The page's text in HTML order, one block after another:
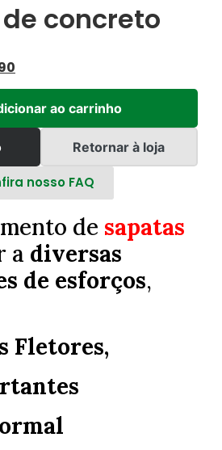
concreto
ao carrinho
Retornar à loja
nosso FAQ
de sapatas
a diversas
de esforços,
Fletores,